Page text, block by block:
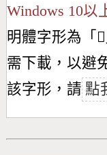
Windows 10以
明體字形為「 𫏡
需下載，以避
該字形，請 點